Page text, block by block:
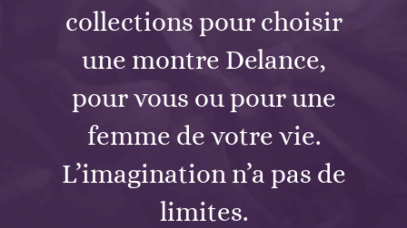
collections pour choisir
une montre Delance,
pour vous ou pour une
femme de votre vie.
L’imagination n’a pas de
limites.